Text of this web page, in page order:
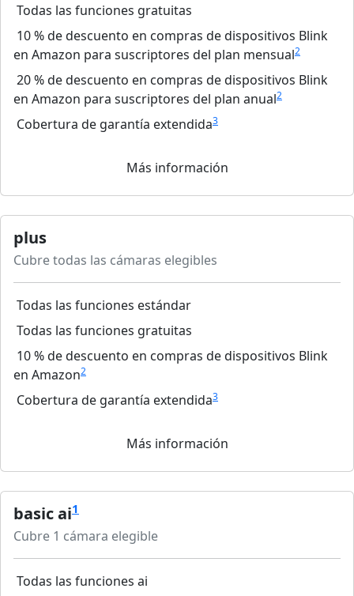
Todas las funciones gratuitas
10 % de descuento en compras de dispositivos Blink
en Amazon para suscriptores del plan mensual2
20 % de descuento en compras de dispositivos Blink
en Amazon para suscriptores del plan anual2
Cobertura de garantía extendida3
Más información
plus
Cubre todas las cámaras elegibles
Todas las funciones estándar
Todas las funciones gratuitas
10 % de descuento en compras de dispositivos Blink
en Amazon2
Cobertura de garantía extendida3
Más información
basic ai1
Cubre 1 cámara elegible
Todas las funciones ai